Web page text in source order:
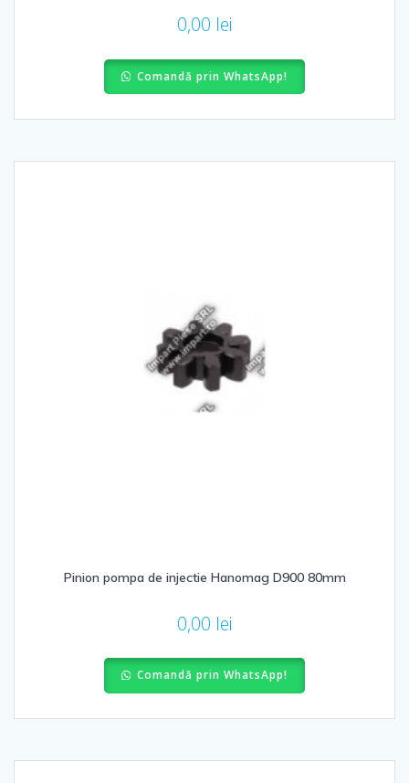
0,00 lei
Comandă prin WhatsApp!
Pinion pompa de injectie Hanomag D900 80mm
0,00 lei
Comandă prin WhatsApp!